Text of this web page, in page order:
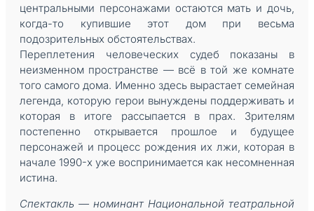
центральными персонажами остаются мать и дочь,
когда-то купившие этот дом при весьма
подозрительных обстоятельствах.
Переплетения человеческих судеб показаны в
неизменном пространстве — всё в той же комнате
того самого дома. Именно здесь вырастает семейная
легенда, которую герои вынуждены поддерживать и
которая в итоге рассыпается в прах. Зрителям
постепенно открывается прошлое и будущее
персонажей и процесс рождения их лжи, которая в
начале 1990-х уже воспринимается как несомненная
истина.
Спектакль — номинант Национальной театральной